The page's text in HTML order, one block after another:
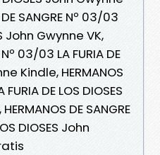
SANGRE Nº 03/03
John Gwynne VK,
Nº 03/03 LA FURIA DE
Kindle, HERMANOS
DE LOS DIOSES
DE SANGRE
DIOSES John